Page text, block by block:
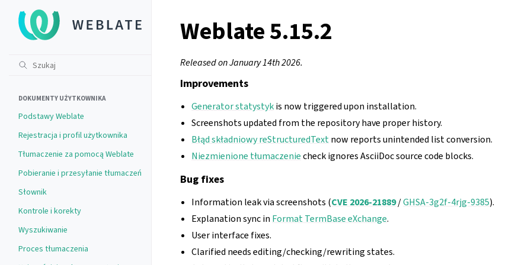
DOKUMENTY UŻYTKOWNIKA
Podstawy Weblate
Rejestracja i profil użytkownika
Tłumaczenie za pomocą Weblate
Pobieranie i przesyłanie tłumaczeń
Słownik
Kontrole i korekty
Wyszukiwanie
Proces tłumaczenia
Weblate 5.15.2
Released on January 14th 2026.
Improvements
Generator statystykis now triggered upon installation.
Screenshots updated from the repository have proper history.
Błąd składniowy reStructuredTextnow reports unintended list conversion.
Niezmienione tłumaczeniecheck ignores AsciiDoc source code blocks.
Bug fixes
Information leak via screenshots (CVE 2026-21889/GHSA-3g2f-4rjg-9385).
Explanation sync in Format TermBase eXchange.
User interface fixes.
Clarified needs editing/checking/rewriting states.